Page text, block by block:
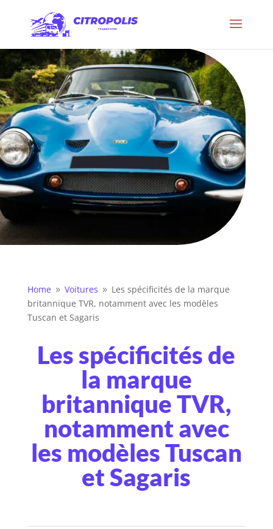
Home 9 Voitures 9 Les spécificités de la marque
britannique TVR, notamment avec les modèles
Tuscan et Sagaris
Les spécificités de
la marque
britannique TVR,
notamment avec
les modèles Tuscan
et Sagaris